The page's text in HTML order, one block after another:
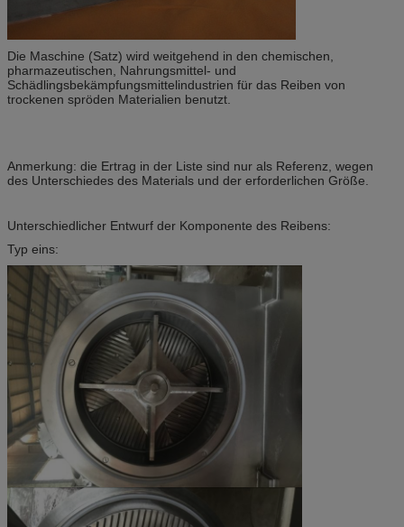
Die Maschine (Satz) wird weitgehend in den chemischen,
pharmazeutischen, Nahrungsmittel- und
Schädlingsbekämpfungsmittelindustrien für das Reiben von
trockenen spröden Materialien benutzt.
Anmerkung: die Ertrag in der Liste sind nur als Referenz, wegen
des Unterschiedes des Materials und der erforderlichen Größe.
Unterschiedlicher Entwurf der Komponente des Reibens:
Typ eins: